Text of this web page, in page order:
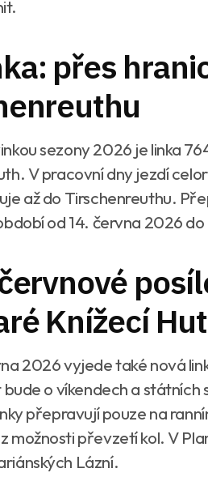
přes
sezony 2026 je linka
V pracovní dny jezdí
až do Tirschenreuthu.
od 14. června 2026
Knížecí
2026 vyjede také nová
o víkendech a státních
přepravují pouze na
možnosti převzetí kol. V
Lázní.